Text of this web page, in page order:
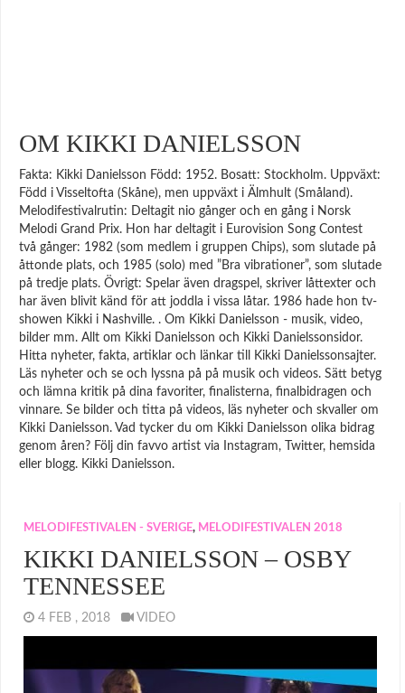
OM KIKKI DANIELSSON
Fakta: Kikki Danielsson Född: 1952. Bosatt: Stockholm. Uppväxt:
Född i Visseltofta (Skåne), men uppväxt i Älmhult (Småland).
Melodifestivalrutin: Deltagit nio gånger och en gång i Norsk
Melodi Grand Prix. Hon har deltagit i Eurovision Song Contest
två gånger: 1982 (som medlem i gruppen Chips), som slutade på
åttonde plats, och 1985 (solo) med ”Bra vibrationer”, som slutade
på tredje plats. Övrigt: Spelar även dragspel, skriver låttexter och
har även blivit känd för att joddla i vissa låtar. 1986 hade hon tv-
showen Kikki i Nashville. . Om Kikki Danielsson - musik, video,
bilder mm. Allt om Kikki Danielsson och Kikki Danielssonsidor.
Hitta nyheter, fakta, artiklar och länkar till Kikki Danielssonsajter.
Läs nyheter och se och lyssna på på musik och videos. Sätt betyg
och lämna kritik på dina favoriter, finalisterna, finalbidragen och
vinnare. Se bilder och titta på videos, läs nyheter och skvaller om
Kikki Danielsson. Vad tycker du om Kikki Danielsson olika bidrag
genom åren? Följ din favvo artist via Instagram, Twitter, hemsida
eller blogg. Kikki Danielsson.
MELODIFESTIVALEN - SVERIGE, MELODIFESTIVALEN 2018
KIKKI DANIELSSON – OSBY
TENNESSEE
4 FEB , 2018 VIDEO